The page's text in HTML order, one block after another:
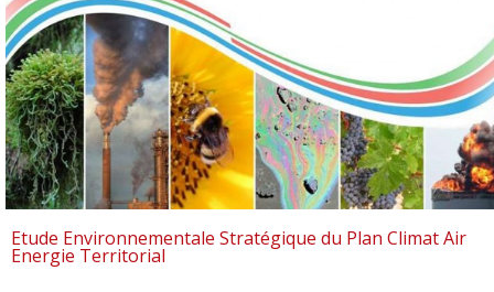
Etude Environnementale Stratégique du Plan Climat Air
Energie Territorial